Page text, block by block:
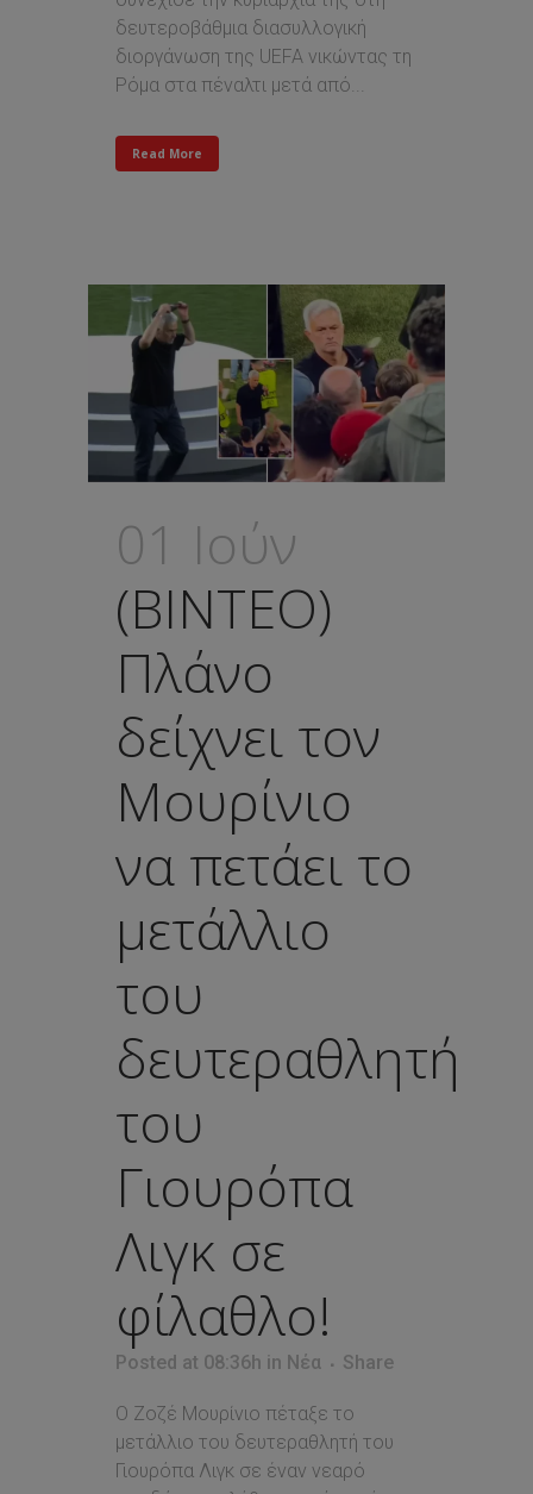
δευτεροβάθμια διασυλλογική
διοργάνωση της UEFA νικώντας τη
Ρόμα στα πέναλτι μετά από...
Read More
01 Ιούν
(ΒΙΝΤΕΟ)
Πλάνο
δείχνει τον
Μουρίνιο
να πετάει το
μετάλλιο
του
δευτεραθλητή
του
Γιουρόπα
Λιγκ σε
φίλαθλο!
Posted at 08:36h in Νέα Share
Ο Ζοζέ Μουρίνιο πέταξε το
μετάλλιο του δευτεραθλητή του
Γιουρόπα Λιγκ σε έναν νεαρό